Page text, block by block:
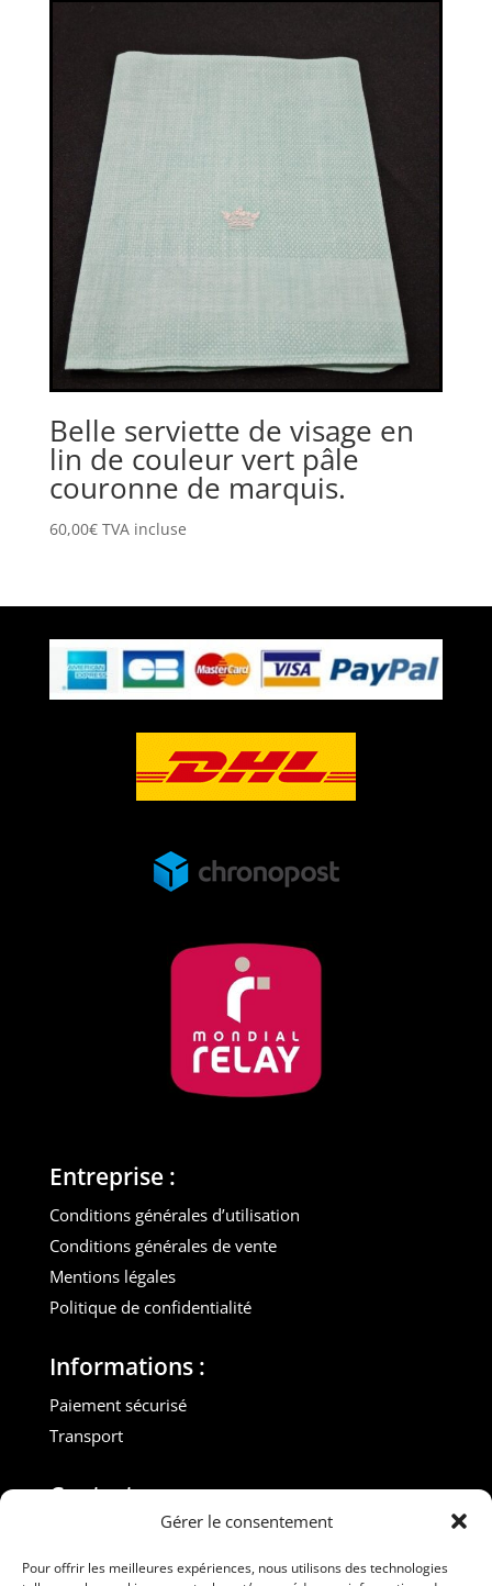
Gérer le consentement
Pour offrir les meilleures expériences, nous utilisons des technologies
Belle serviette de visage en
lin de couleur vert pâle
couronne de marquis.
60,00€ TVA incluse
Entreprise :
Conditions générales d’utilisation
Conditions générales de vente
Mentions légales
Politique de confidentialité
Informations :
Paiement sécurisé
Transport
Contact :
M. Gilles ROUVEYROL
Tél. : +33(0)6 07 72 40 47